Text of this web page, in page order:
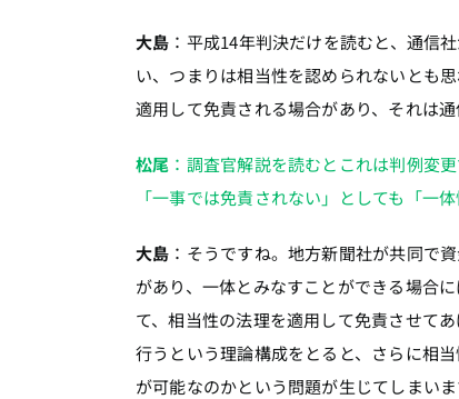
大島 ：平成14年判決だけを読むと、通信
い、つまりは相当性を認められないとも
適用して免責される場合があり、それは
松尾 ：調査官解説を読むとこれは判例変
「一事では免責されない」としても「一
大島 ：そうですね。地方新聞社が共同で
があり、一体とみなすことができる場合
て、相当性の法理を適用して免責させて
行うという理論構成をとると、さらに相
が可能なのかという問題が生じてしまい